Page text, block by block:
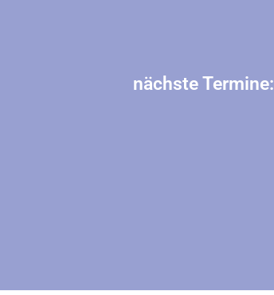
nächste Termine: